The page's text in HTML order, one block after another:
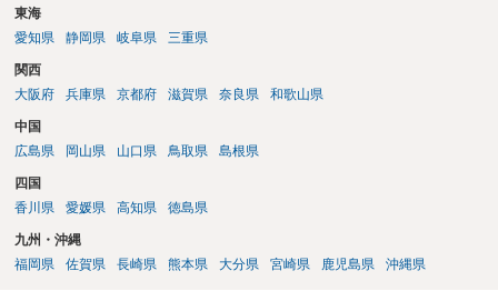
東海
愛知県
静岡県 岐阜県 三重県
関西
大阪府
兵庫県 京都府 滋賀県 奈良県 和歌山県
中国
広島県
岡山県 山口県 鳥取県 島根県
四国
香川県
愛媛県 高知県 徳島県
九州・沖縄
福岡県
佐賀県 長崎県 熊本県 大分県 宮崎県 鹿児島県 沖縄県